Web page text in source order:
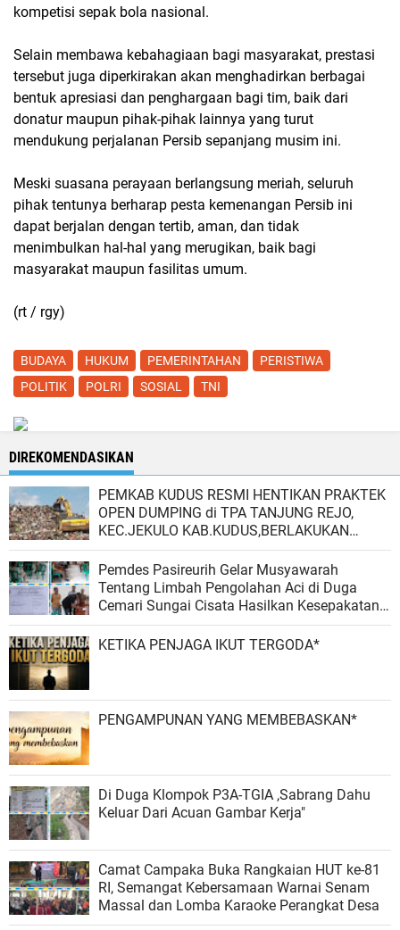
kompetisi sepak bola nasional.
Selain membawa kebahagiaan bagi masyarakat, prestasi
tersebut juga diperkirakan akan menghadirkan berbagai
bentuk apresiasi dan penghargaan bagi tim, baik dari
donatur maupun pihak-pihak lainnya yang turut
mendukung perjalanan Persib sepanjang musim ini.
Meski suasana perayaan berlangsung meriah, seluruh
pihak tentunya berharap pesta kemenangan Persib ini
dapat berjalan dengan tertib, aman, dan tidak
menimbulkan hal-hal yang merugikan, baik bagi
masyarakat maupun fasilitas umum.
(rt / rgy)
BUDAYA HUKUM PEMERINTAHAN
PERISTIWA
POLITIK
POLRI SOSIAL TNI
DIREKOMENDASIKAN
PEMKAB KUDUS RESMI HENTIKAN PRAKTEK
OPEN DUMPING di TPA TANJUNG REJO,
KEC.JEKULO KAB.KUDUS,BERLAKUKAN
SISTEM PENGELOLAAN SAMPAH BARU
Pemdes Pasireurih Gelar Musyawarah
Tentang Limbah Pengolahan Aci di Duga
Cemari Sungai Cisata Hasilkan Kesepakatan
Tutup Sementara
KETIKA PENJAGA IKUT TERGODA*
PENGAMPUNAN YANG MEMBEBASKAN*
Di Duga Klompok P3A-TGIA ,Sabrang Dahu
Keluar Dari Acuan Gambar Kerja"
Camat Campaka Buka Rangkaian HUT ke-81
RI, Semangat Kebersamaan Warnai Senam
Massal dan Lomba Karaoke Perangkat Desa